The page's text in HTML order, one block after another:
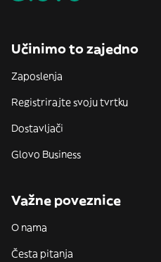
Učinimo to zajedno
Zaposlenja
Registrirajte svoju tvrtku
Dostavljači
Glovo Business
Važne poveznice
O nama
Česta pitanja